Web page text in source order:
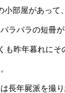
部屋があって
ラバラの短冊
昨年暮れに
長年屍派を